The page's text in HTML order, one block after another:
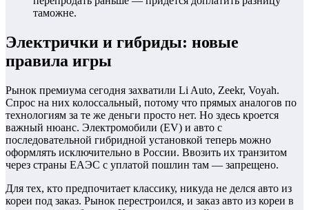
таможне.
Электрички и гибриды: новые
правила игры
Рынок премиума сегодня захватили Li Auto, Zeekr, Voyah.
Спрос на них колоссальный, потому что прямых аналогов по
технологиям за те же деньги просто нет. Но здесь кроется
важный нюанс. Электромобили (EV) и авто с
последовательной гибридной установкой теперь можно
оформлять исключительно в России. Ввозить их транзитом
через страны ЕАЭС с уплатой пошлин там — запрещено.
Для тех, кто предпочитает классику, никуда не делся авто из
кореи под заказ. Рынок перестроился, и заказ авто из кореи в